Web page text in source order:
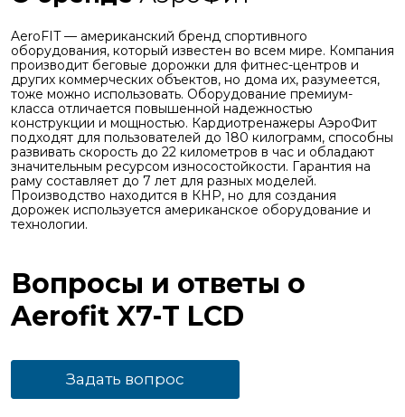
AeroFIT — американский бренд спортивного
оборудования, который известен во всем мире. Компания
производит беговые дорожки для фитнес-центров и
других коммерческих объектов, но дома их, разумеется,
тоже можно использовать. Оборудование премиум-
класса отличается повышенной надежностью
конструкции и мощностью. Кардиотренажеры АэроФит
подходят для пользователей до 180 килограмм, способны
развивать скорость до 22 километров в час и обладают
значительным ресурсом износостойкости. Гарантия на
раму составляет до 7 лет для разных моделей.
Производство находится в КНР, но для создания
дорожек используется американское оборудование и
технологии.
Вопросы и ответы о
Aerofit X7-T LCD
Задать вопрос